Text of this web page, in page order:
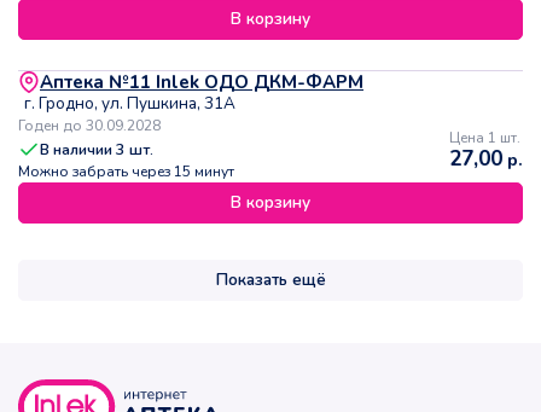
В корзину
Аптека №11 Inlek ОДО ДКМ-ФАРМ
г. Гродно, ул. Пушкина, 31А
Годен до 30.09.2028
В наличии3 шт.
Можно забрать через 15 минут
Цена 1 шт.
27,00 р.
В корзину
Показать ещё